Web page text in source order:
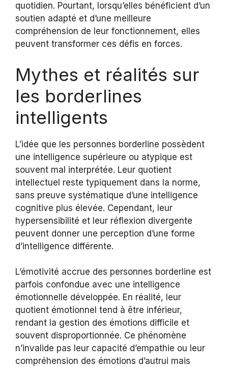
quotidien. Pourtant, lorsqu’elles bénéficient d’un
soutien adapté et d’une meilleure
compréhension de leur fonctionnement, elles
peuvent transformer ces défis en forces.
Mythes et réalités sur
les borderlines
intelligents
L’idée que les personnes borderline possèdent
une intelligence supérieure ou atypique est
souvent mal interprétée. Leur quotient
intellectuel reste typiquement dans la norme,
sans preuve systématique d’une intelligence
cognitive plus élevée. Cependant, leur
hypersensibilité et leur réflexion divergente
peuvent donner une perception d’une forme
d’intelligence différente.
L’émotivité accrue des personnes borderline est
parfois confondue avec une intelligence
émotionnelle développée. En réalité, leur
quotient émotionnel tend à être inférieur,
rendant la gestion des émotions difficile et
souvent disproportionnée. Ce phénomène
n’invalide pas leur capacité d’empathie ou leur
compréhension des émotions d’autrui mais